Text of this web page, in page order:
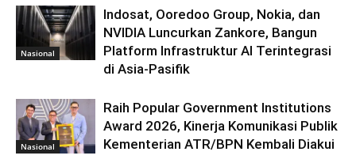
Nasional
Indosat, Ooredoo Group, Nokia, dan
NVIDIA Luncurkan Zankore, Bangun
Platform Infrastruktur AI Terintegrasi
di Asia-Pasifik
Nasional
Raih Popular Government Institutions
Award 2026, Kinerja Komunikasi Publik
Kementerian ATR/BPN Kembali Diakui